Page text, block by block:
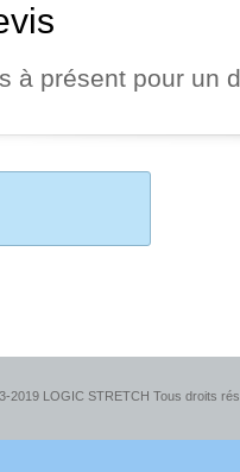
à présent pour un
2019 LOGIC STRETCH Tous droits